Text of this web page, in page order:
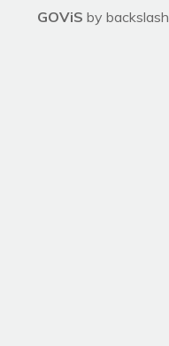
GOViS by backslash